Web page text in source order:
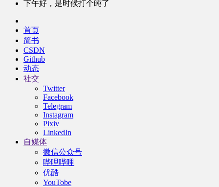
下午好，是时候打个盹了
首页
简书
CSDN
Github
动态
社交
Twitter
Facebook
Telegram
Instagram
Pixiv
LinkedIn
自媒体
微信公众号
哔哩哔哩
优酷
YouTobe